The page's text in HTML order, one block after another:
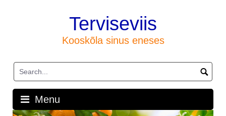
Terviseviis
Kooskõla sinus eneses
Menu